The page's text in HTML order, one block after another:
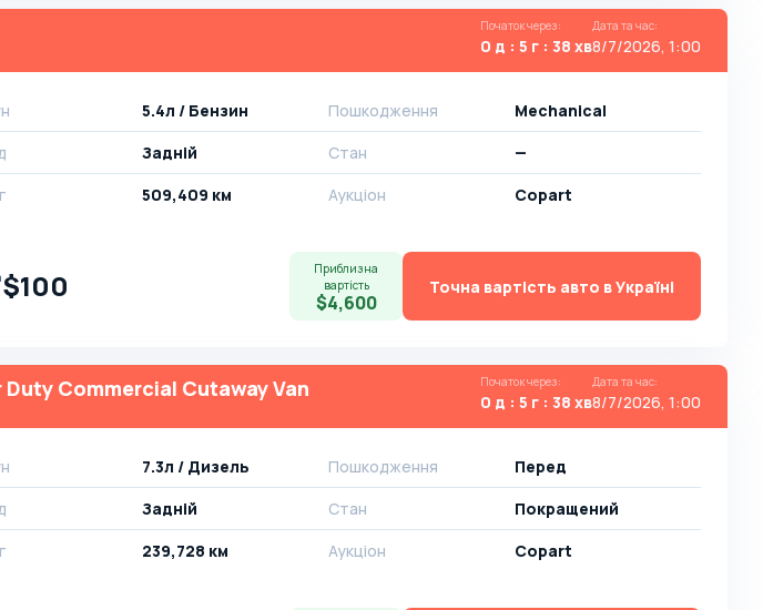
Початок через:
0 д : 5 г : 38 хв
Дата та час:
8/7/2026, 1:00
5.4л / Бензин
Задній
509,409 км
Пошкодження
Mechanical
Стан
—
Аукціон
Copart
$100
Приблизна
вартість
$4,600
Точна вартість авто в Україні
Duty Commercial Cutaway Van Початок через:
0 д : 5 г : 38 хв
Дата та час:
8/7/2026, 1:00
7.3л / Дизель
Задній
239,728 км
Пошкодження
Перед
Стан
Покращений
Аукціон
Copart